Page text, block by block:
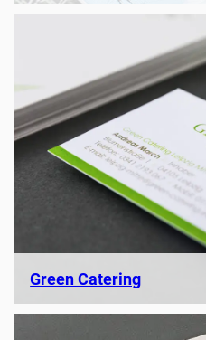
Green Catering